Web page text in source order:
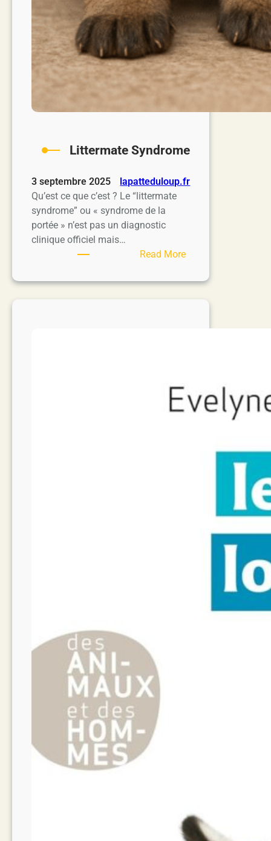
Littermate Syndrome
3 septembre 2025
lapatteduloup.fr
Qu’est ce que c’est ? Le “littermate
syndrome” ou « syndrome de la
portée » n’est pas un diagnostic
clinique officiel mais…
Read More:
Syndrome